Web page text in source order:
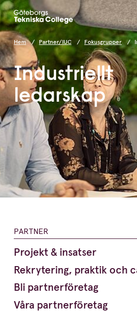
Hem Partner/IUC Fokusgrupper
Industriellt
ledarskap
PARTNER
Projekt & insatser
Rekrytering, praktik och
Bli partnerföretag
Våra partnerföretag